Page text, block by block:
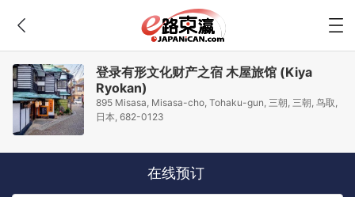
登录有形文化财产之宿 木屋旅馆 (Kiya
Ryokan)
895 Misasa, Misasa-cho, Tohaku-gun, 三朝, 三朝, 鸟取,
日本, 682-0123
在线预订